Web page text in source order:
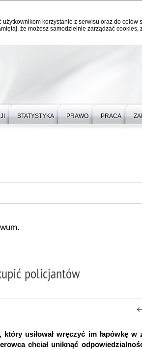
użytkownikom korzystanie z serwisu oraz do
że możesz samodzielnie zarządzać
STATYSTYKA PRAWO PRACA
policjantów
usiłował wręczyć im łapówkę w
chciał uniknąć